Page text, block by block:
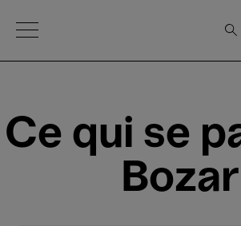
Open Menu
Ce qui se
Bozar